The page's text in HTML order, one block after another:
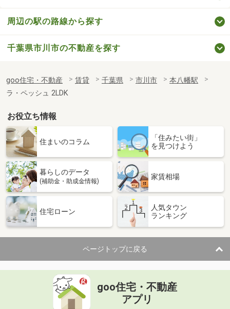
周辺の駅の路線から探す
千葉県市川市の不動産を探す
goo住宅・不動産 賃貸 千葉県 市川市
本八幡駅
ラ・ペッシュ 2LDK
お役立ち情報
住まいのコラム
「住みたい街」
を見つけよう
暮らしのデータ
(補助金・助成金情報)
家賃相場
住宅ローン
人気タウン
ランキング
ページトップに戻る
goo住宅・不動産
アプリ